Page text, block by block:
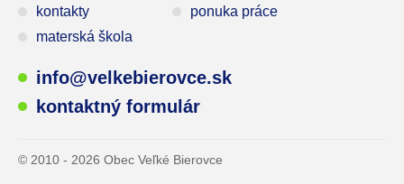
kontakty
ponuka práce
materská škola
info@velkebierovce.sk
kontaktný formulár
© 2010 - 2026 Obec Veľké Bierovce